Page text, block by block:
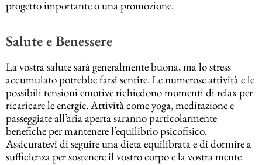
progetto importante o una promozione​.
Salute e Benessere
La vostra salute sarà generalmente buona, ma lo stress
accumulato potrebbe farsi sentire. Le numerose attività e le
possibili tensioni emotive richiedono momenti di relax per
ricaricare le energie. Attività come yoga, meditazione e
passeggiate all’aria aperta saranno particolarmente
benefiche per mantenere l’equilibrio psicofisico.
Assicuratevi di seguire una dieta equilibrata e di dormire a
sufficienza per sostenere il vostro corpo e la vostra mente